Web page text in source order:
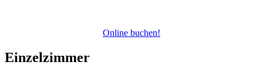
Online buchen!
Einzelzimmer